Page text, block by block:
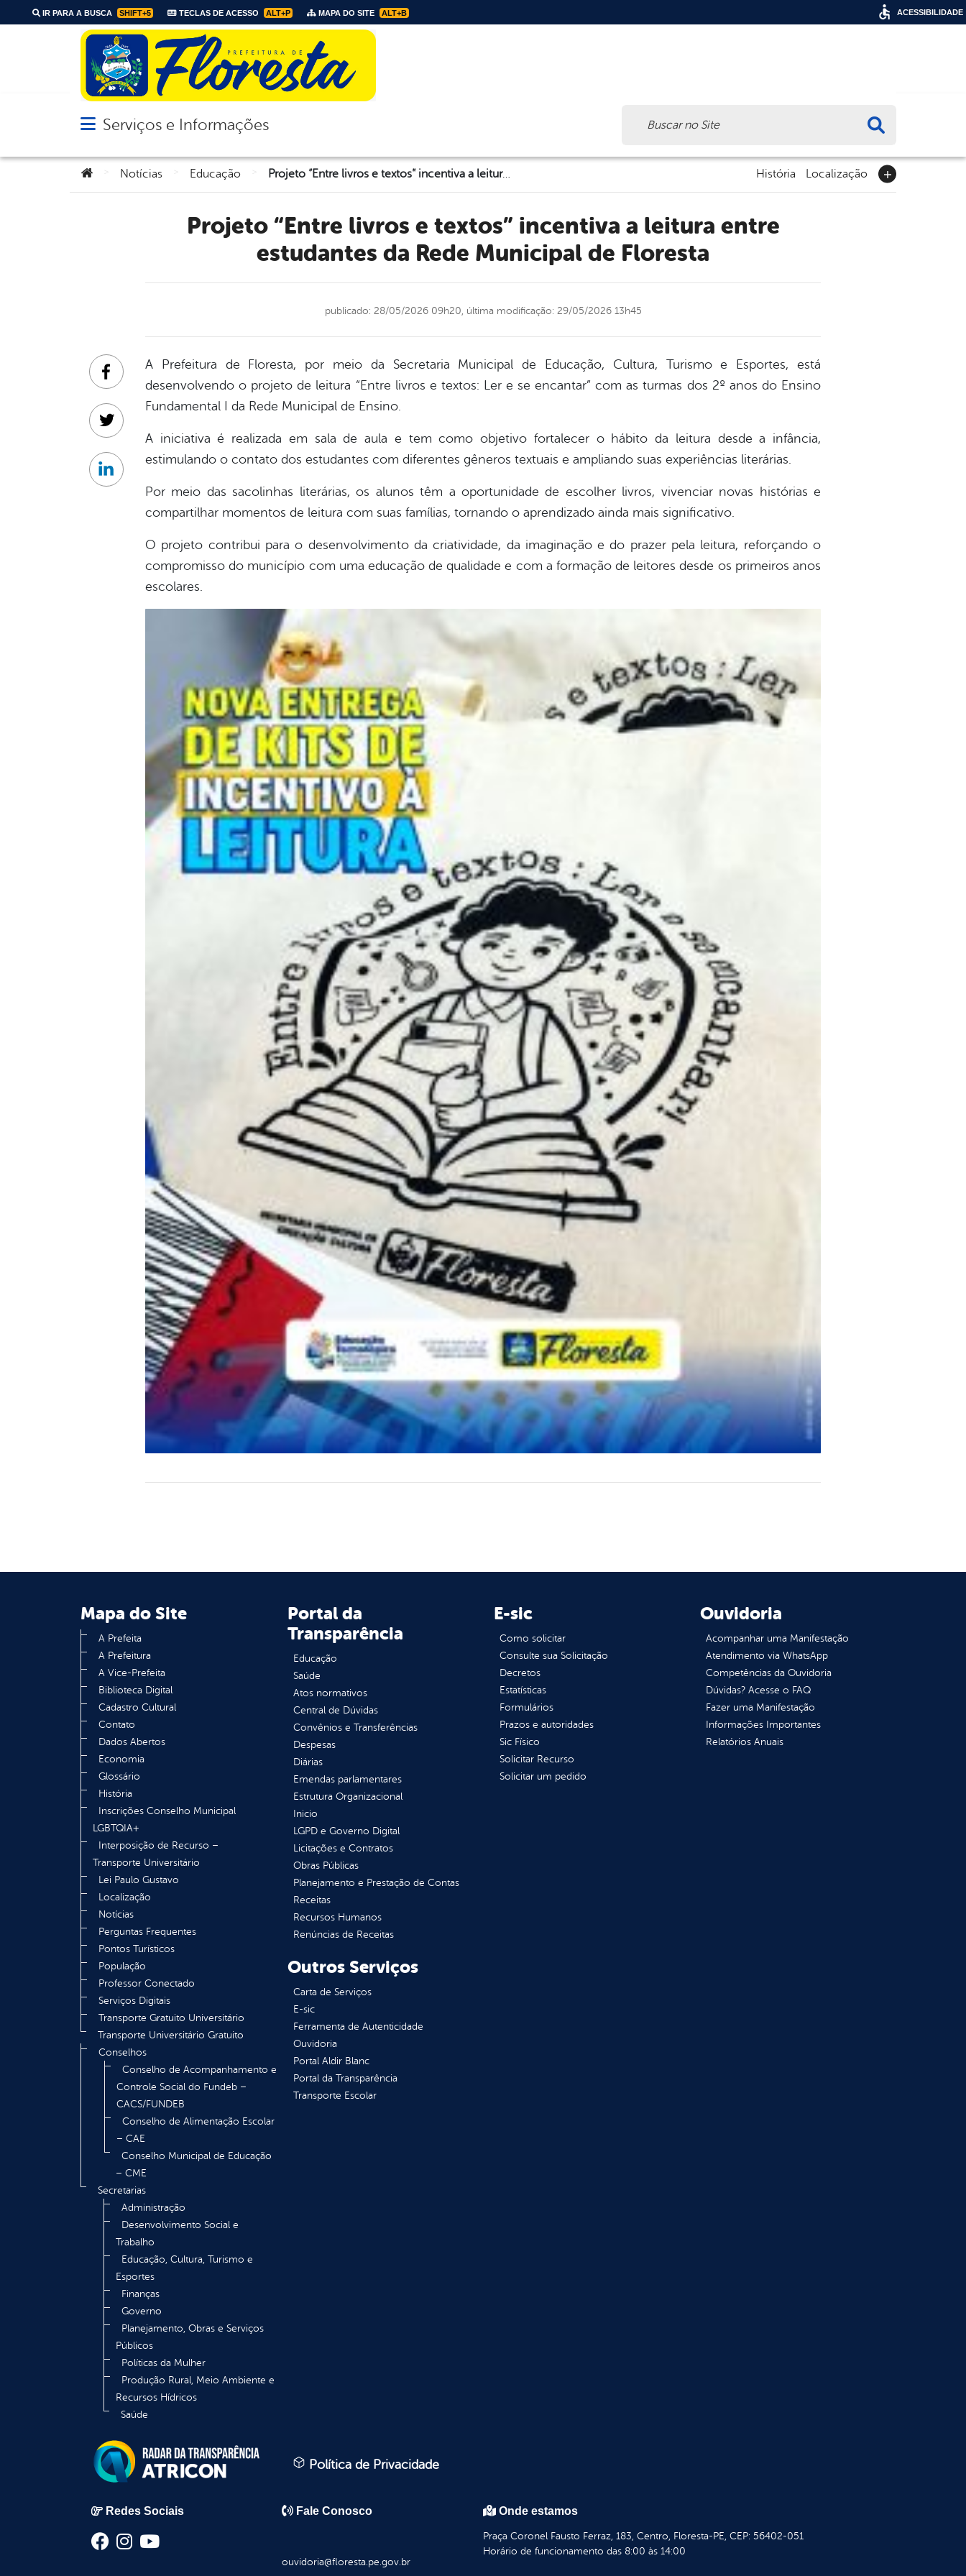
IR PARA A BUSCA SHIFT+5 TECLAS DE ACESSO ALT+P MAPA DO SITE ALT+B
Abrir menu principal de navegação
Serviços e Informações
Você está aqui:
Notícias Educação Projeto “Entre livros e textos” incentiva a leitura entre estudantes da Rede Municipal de Floresta História Localização
Projeto “Entre livros e textos” incentiva a leitura entre
estudantes da Rede Municipal de Floresta
publicado: 28/05/2026 09h20, última modificação: 29/05/2026 13h45
A Prefeitura de Floresta, por meio da Secretaria Municipal de Educação, Cultura, Turismo e Esportes, está
desenvolvendo o projeto de leitura “Entre livros e textos: Ler e se encantar” com as turmas dos 2º anos do Ensino
Fundamental I da Rede Municipal de Ensino.
A iniciativa é realizada em sala de aula e tem como objetivo fortalecer o hábito da leitura desde a infância,
estimulando o contato dos estudantes com diferentes gêneros textuais e ampliando suas experiências literárias.
Por meio das sacolinhas literárias, os alunos têm a oportunidade de escolher livros, vivenciar novas histórias e
compartilhar momentos de leitura com suas famílias, tornando o aprendizado ainda mais significativo.
O projeto contribui para o desenvolvimento da criatividade, da imaginação e do prazer pela leitura, reforçando o
compromisso do município com uma educação de qualidade e com a formação de leitores desde os primeiros anos
escolares.
Facebook
Twitter
Linkedin
Mapa do Site
A Prefeita
A Prefeitura
A Vice-Prefeita
Biblioteca Digital
Cadastro Cultural
Contato
Dados Abertos
Economia
Glossário
História
Inscrições Conselho Municipal
LGBTQIA+
Interposição de Recurso –
Transporte Universitário
Lei Paulo Gustavo
Localização
Notícias
Perguntas Frequentes
Pontos Turísticos
População
Professor Conectado
Serviços Digitais
Transporte Gratuito Universitário
Transporte Universitário Gratuito
Conselhos
Conselho de Acompanhamento e
Controle Social do Fundeb –
CACS/FUNDEB
Conselho de Alimentação Escolar
– CAE
Conselho Municipal de Educação
– CME
Secretarias
Administração
Desenvolvimento Social e
Trabalho
Educação, Cultura, Turismo e
Esportes
Finanças
Governo
Planejamento, Obras e Serviços
Públicos
Políticas da Mulher
Produção Rural, Meio Ambiente e
Recursos Hídricos
Saúde
Portal da
Transparência
Educação
Saúde
Atos normativos
Central de Dúvidas
Convênios e Transferências
Despesas
Diárias
Emendas parlamentares
Estrutura Organizacional
Inicio
LGPD e Governo Digital
Licitações e Contratos
Obras Públicas
Planejamento e Prestação de Contas
Receitas
Recursos Humanos
Renúncias de Receitas
E-sic
Como solicitar
Consulte sua Solicitação
Decretos
Estatísticas
Formulários
Prazos e autoridades
Sic Físico
Solicitar Recurso
Solicitar um pedido
Ouvidoria
Acompanhar uma Manifestação
Atendimento via WhatsApp
Competências da Ouvidoria
Dúvidas? Acesse o FAQ
Fazer uma Manifestação
Informações Importantes
Relatórios Anuais
Outros Serviços
Carta de Serviços
E-sic
Ferramenta de Autenticidade
Ouvidoria
Portal Aldir Blanc
Portal da Transparência
Transporte Escolar
Política de Privacidade
Redes Sociais Fale Conosco
ouvidoria@floresta.pe.gov.br
Onde estamos
Praça Coronel Fausto Ferraz, 183, Centro, Floresta-PE, CEP: 56402-051
Horário de funcionamento das 8:00 às 14:00
ACESSIBILIDADE